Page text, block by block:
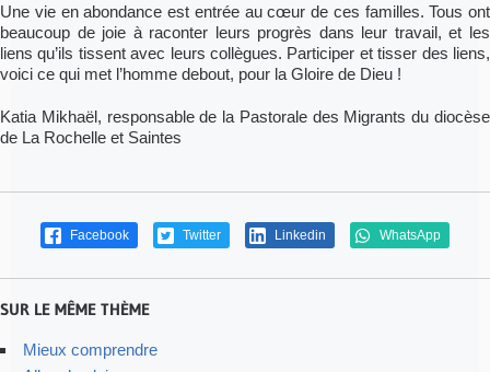
Une vie en abondance est entrée au cœur de ces familles. Tous ont
beaucoup de joie à raconter leurs progrès dans leur travail, et les
liens qu’ils tissent avec leurs collègues. Participer et tisser des liens,
voici ce qui met l’homme debout, pour la Gloire de Dieu !
Katia Mikhaël, responsable de la Pastorale des Migrants du diocèse
de La Rochelle et Saintes
Facebook Twitter Linkedin WhatsApp
SUR LE MÊME THÈME
Mieux comprendre